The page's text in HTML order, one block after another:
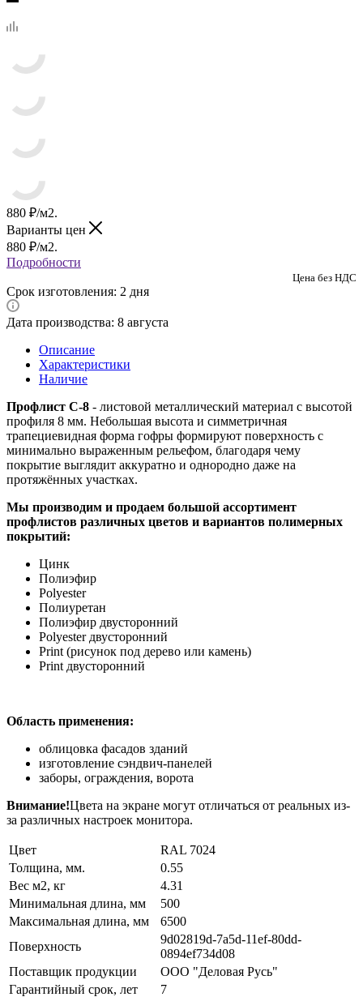
880 ₽/м2.
Варианты цен
880 ₽/м2.
Подробности
Цена без НДС
Срок изготовления: 2 дня
Дата производства: 8 августа
Описание
Характеристики
Наличие
Профлист С-8 - листовой металлический материал с высотой
профиля 8 мм. Небольшая высота и симметричная
трапециевидная форма гофры формируют поверхность с
минимально выраженным рельефом, благодаря чему
покрытие выглядит аккуратно и однородно даже на
протяжённых участках.
Мы производим и продаем большой ассортимент
профлистов различных цветов и вариантов полимерных
покрытий:
Цинк
Полиэфир
Polyester
Полиуретан
Полиэфир двусторонний
Polyester двусторонний
Print (рисунок под дерево или камень)
Print двусторонний
Область применения:
облицовка фасадов зданий
изготовление сэндвич-панелей
заборы, ограждения, ворота
Внимание!Цвета на экране могут отличаться от реальных из-
за различных настроек монитора.
Цвет
RAL 7024
Толщина, мм.
0.55
Вес м2, кг
4.31
Минимальная длина, мм
500
Максимальная длина, мм
6500
Поверхность
9d02819d-7a5d-11ef-80dd-
0894ef734d08
Поставщик продукции
ООО "Деловая Русь"
Гарантийный срок, лет
7